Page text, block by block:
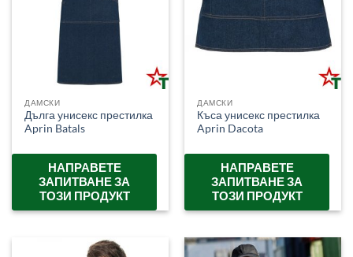
ДАМСКИ
Дълга унисекс престилка
Aprin Batals
НАПРАВЕТЕ
ЗАПИТВАНЕ ЗА
ТОЗИ ПРОДУКТ
ДАМСКИ
Къса унисекс престилка
Aprin Dacota
НАПРАВЕТЕ
ЗАПИТВАНЕ ЗА
ТОЗИ ПРОДУКТ